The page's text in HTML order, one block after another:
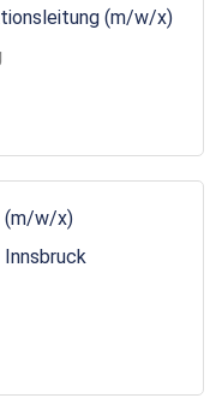
(m/w/x)
(m/w/x)